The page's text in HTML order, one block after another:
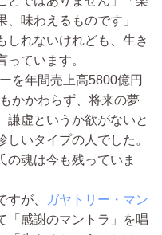
味わえるものです」
しれないけれども、生き
ています。
を年間売上高5800億円
かかわらず、将来の夢
謙虚というか欲がないと
いタイプの人でした。
の魂は今も残っていま
が、
ガヤトリー・マン
「感謝のマントラ」を唱